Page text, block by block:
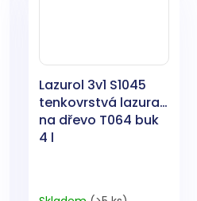
Lazurol 3v1 S1045
tenkovrstvá lazura
na dřevo T064 buk
4 l